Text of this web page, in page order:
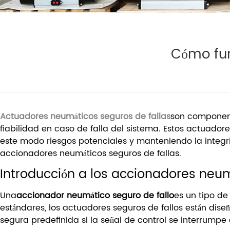
Cómo
Actuadores neumáticos seguros de fallasson
fiabilidad en caso de falla del sistema. Estos
este modo riesgos potenciales y manteniendo la
accionadores neumáticos seguros de fallas.
Introducción a los accionadores
Unaaccionador neumático seguro de falloes un tipo
estándares, los actuadores seguros de fallos están
segura predefinida si la señal de control se interrumpe